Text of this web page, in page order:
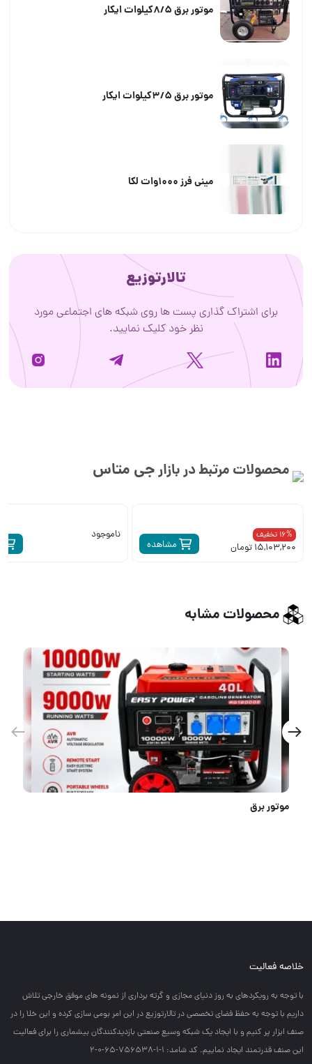
موتور برق ۸/۵کیلوات ایکار
موتور برق ۳/۵کیلوات ایکار
مینی فرز ۱۰۰۰وات لکا
تالارتوزیع
برای اشتراک گذاری پست ها روی شبکه های اجتماعی مورد
نظر خود کلیک نمایید.
محصولات مرتبط در بازارجی متاس
مشاهده
16% تخفیف
15,103,200 تومان
ناموجود
محصولات مشابه
موتور برق
خلاصه فعالیت
با توجه به رويكردهاي به روز دنياي مجازي و گرته برداري از نمونه هاي موفق خارجي تلاش
داريم با توجه به حفظ فضاي تخصصي در تالارتوزيع در اين امر بومي سازي كرده و اين خلا را در
صنف ابزار پر كنيم و با ايجاد يك شبكه وسيع صنعتي بازديدكنندگان بيشماري را براي فعاليت
اين صنف قدرتمند ايجاد نماييم. کد شامد: 1-1-756538-65-0-2